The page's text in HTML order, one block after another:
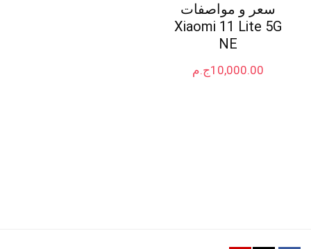
سعر و مواصفات
Xiaomi 11 Lite 5G
NE
ج.م10,000.00